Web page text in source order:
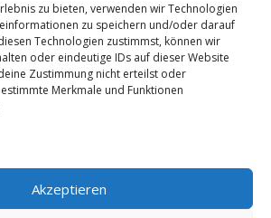
zu bieten, verwenden wir Technologien
zu speichern und/oder darauf
Technologien zustimmst, können wir
oder eindeutige IDs auf dieser Website
Zustimmung nicht erteilst oder
Merkmale und Funktionen
Akzeptieren
"Ich stimme zu", um Facebook
zu aktivieren
Ich stimme zu